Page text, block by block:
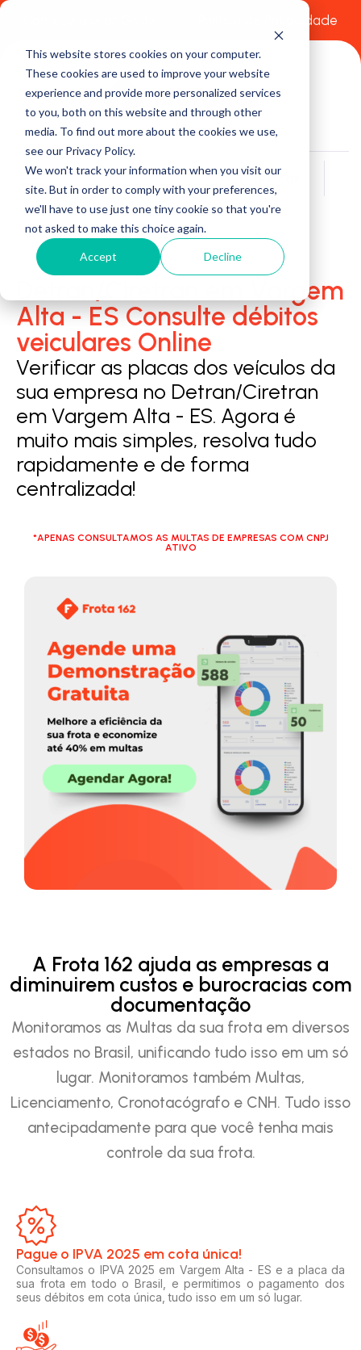
This website stores cookies on your computer.
These cookies are used to improve your website
experience and provide more personalized services
to you, both on this website and through other
media. To find out more about the cookies we use,
see our Privacy Policy.
We won't track your information when you visit our
site. But in order to comply with your preferences,
we'll have to use just one tiny cookie so that you're
not asked to make this choice again.
Accept Decline
Política de Privacidade
Buscar
Detran/Ciretran em Vargem
Alta - ES Consulte débitos
veiculares Online
Verificar as placas dos veículos da
sua empresa no Detran/Ciretran
em Vargem Alta - ES. Agora é
muito mais simples, resolva tudo
rapidamente e de forma
centralizada!
*APENAS CONSULTAMOS AS MULTAS DE EMPRESAS COM CNPJ
ATIVO
A Frota 162 ajuda as empresas a
diminuirem custos e burocracias com
documentação
Monitoramos as Multas da sua frota em diversos
estados no Brasil, unificando tudo isso em um só
lugar. Monitoramos também Multas,
Licenciamento, Cronotacógrafo e CNH. Tudo isso
antecipadamente para que você tenha mais
controle da sua frota.
Pague o IPVA 2025 em cota única!​
Consultamos o IPVA 2025 em Vargem Alta - ES e a placa da
sua frota em todo o Brasil, e permitimos o pagamento dos
seus débitos em cota única, tudo isso em um só lugar.